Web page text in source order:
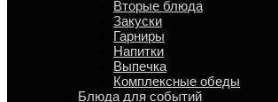
Вторые блюда
Закуски
Гарниры
Напитки
Выпечка
Комплексные обеды
Блюда для событий